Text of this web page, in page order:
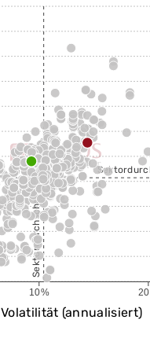
10%
Sektordurchschnitt
Volatilität (annualisiert)